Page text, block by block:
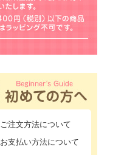
ご注文方法について
お支払い方法について